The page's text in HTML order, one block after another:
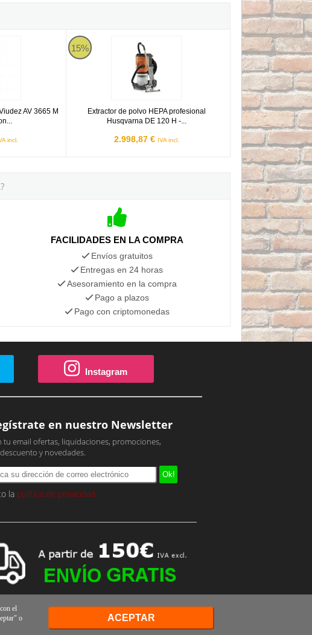
AV 3665 M
incl.
Viudez AV 3665 M de 3600W con accesorios
15%
Extractor de polvo HEPA profesional
Husqvarna DE 120 H -...
2.998,87 € IVA incl.
Extractor de polvo HEPA profesional Husqvarna DE 120 H -
FACILIDADES EN LA COMPRA
Envíos gratuitos
Entregas en 24 horas
Asesoramiento en la compra
Pago a plazos
Pago con criptomonedas
Instagram
en nuestro Newsletter
tu email ofertas, liquidaciones, promociones,
y novedades.
la política de privacidad
el
o
ACEPTAR